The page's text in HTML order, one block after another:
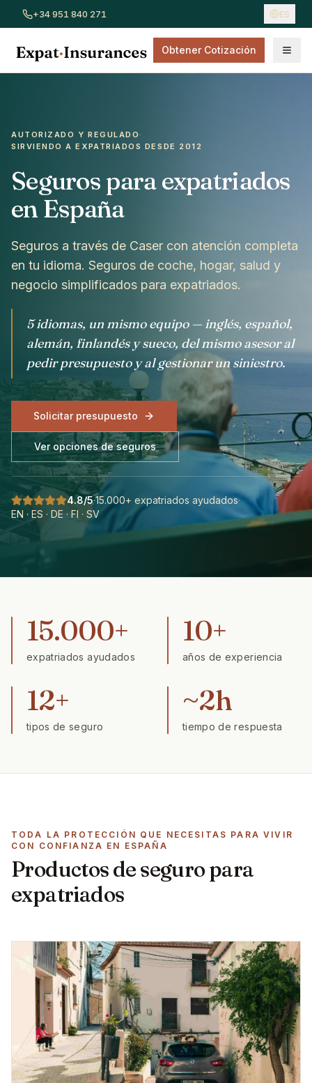
+34 951 840 271 ES
Obtener Cotización
AUTORIZADO Y REGULADO ·
SIRVIENDO A EXPATRIADOS DESDE 2012
Seguros para expatriados
en España
Seguros a través de Caser con atención completa
en tu idioma. Seguros de coche, hogar, salud y
negocio simplificados para expatriados.
5 idiomas, un mismo equipo — inglés, español,
alemán, finlandés y sueco, del mismo asesor al
pedir presupuesto y al gestionar un siniestro.
Solicitar presupuesto
Ver opciones de seguros
4.8/5·15.000+ expatriados ayudados·
EN · ES · DE · FI · SV
15.000+
expatriados ayudados
10+
años de experiencia
12+
tipos de seguro
~2h
tiempo de respuesta
TODA LA PROTECCIÓN QUE NECESITAS PARA VIVIR
CON CONFIANZA EN ESPAÑA
Productos de seguro para
expatriados